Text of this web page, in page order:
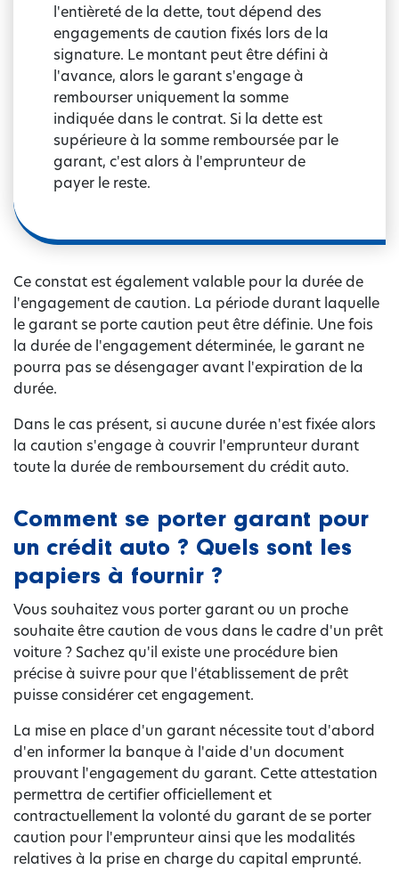
l'entièreté de la dette, tout dépend des
engagements de caution fixés lors de la
signature. Le montant peut être défini à
l'avance, alors le garant s'engage à
rembourser uniquement la somme
indiquée dans le contrat. Si la dette est
supérieure à la somme remboursée par le
garant, c'est alors à l'emprunteur de
payer le reste.
Ce constat est également valable pour la durée de
l'engagement de caution. La période durant laquelle
le garant se porte caution peut être définie. Une fois
la durée de l'engagement déterminée, le garant ne
pourra pas se désengager avant l'expiration de la
durée.
Dans le cas présent, si aucune durée n'est fixée alors
la caution s'engage à couvrir l'emprunteur durant
toute la durée de remboursement du crédit auto.
Comment se porter garant pour
un crédit auto ? Quels sont les
papiers à fournir ?
Vous souhaitez vous porter garant ou un proche
souhaite être caution de vous dans le cadre d'un prêt
voiture ? Sachez qu'il existe une procédure bien
précise à suivre pour que l'établissement de prêt
puisse considérer cet engagement.
La mise en place d'un garant nécessite tout d'abord
d'en informer la banque à l'aide d'un document
prouvant l'engagement du garant. Cette attestation
permettra de certifier officiellement et
contractuellement la volonté du garant de se porter
caution pour l'emprunteur ainsi que les modalités
relatives à la prise en charge du capital emprunté.